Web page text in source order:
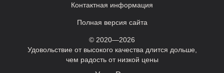
Контактная информация
Полная версия сайта
© 2020—2026
Удовольствие от высокого качества длится дольше,
чем радость от низкой цены